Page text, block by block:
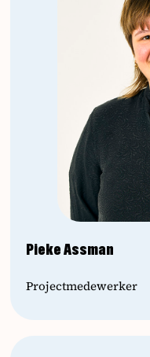
Pieke Assman
Projectmedewerker